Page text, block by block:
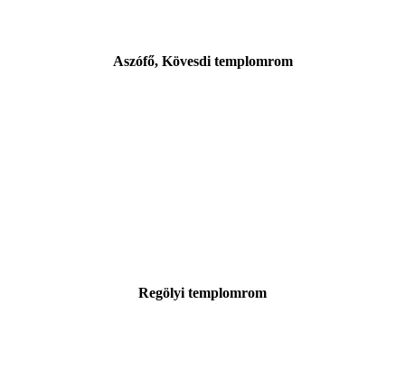
Aszófő, Kövesdi templomrom
Regölyi templomrom